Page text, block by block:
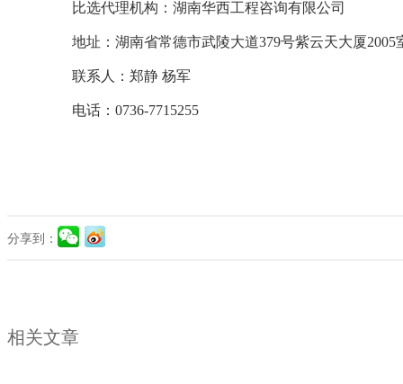
比选代理机构： 湖南华西工程咨询有限公司
地址： 湖南省常德市武陵大道379号紫云天大厦2005
联系人： 郑静 杨军
电话： 0736-7715255
分享到：
相关文章